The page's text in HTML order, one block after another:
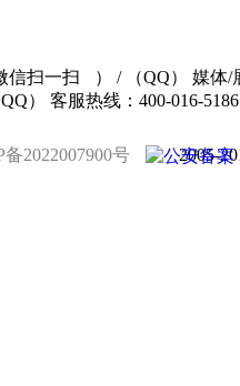
信扫一扫 ） / （QQ）
媒体/
）
客服热线：400-016-5186
备2022007900号 2005-